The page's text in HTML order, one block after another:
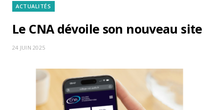
ACTUALITÉS
Le CNA dévoile son nouveau site
24 JUIN 2025